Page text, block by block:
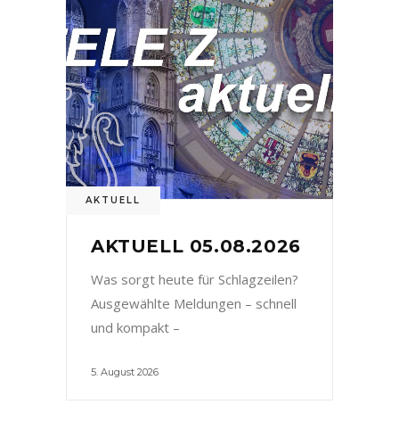
AKTUELL
AKTUELL 05.08.2026
Was sorgt heute für Schlagzeilen?
Ausgewählte Meldungen – schnell
und kompakt –
5. August 2026